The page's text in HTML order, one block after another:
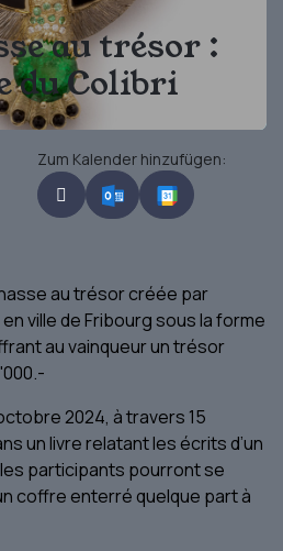
au trésor :
du Colibri
Zum Kalender hinzufügen:
au trésor créée par
ville de Fribourg sous la forme
au vainqueur un trésor
2024, à travers 15
un livre relatant les écrits d’un
participants pourront se
coffre enterré quelque part à